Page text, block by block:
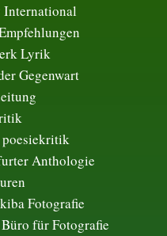
International
Lyrik
Gegenwart
Anthologie
Fotografie
für Fotografie